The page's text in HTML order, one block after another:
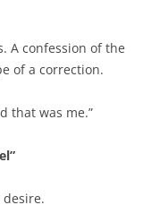
A confession of the
of a correction.
that was me.”
desire.